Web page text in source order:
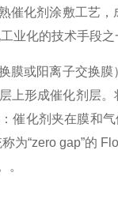
催化剂涂敷工艺，
业化的技术手段之
膜或阳离子交换
上形成催化剂层
催化剂夹在膜和
为“zero gap”的
。